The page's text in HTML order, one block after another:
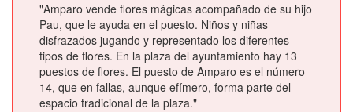
"Amparo vende flores mágicas acompañado de su hijo
Pau, que le ayuda en el puesto. Niños y niñas
disfrazados jugando y representado los diferentes
tipos de flores. En la plaza del ayuntamiento hay 13
puestos de flores. El puesto de Amparo es el número
14, que en fallas, aunque efímero, forma parte del
espacio tradicional de la plaza."